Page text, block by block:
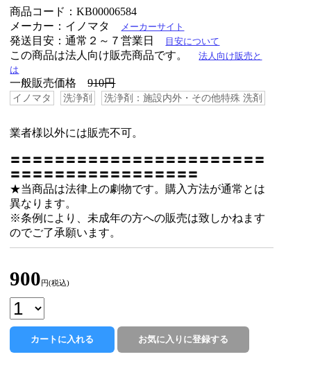
商品コード：KB00006584
メーカー：イノマタ
メーカーサイト
発送目安：通常２～７営業日 目安について
この商品は法人向け販売商品です。法人向け販売と
は
一般販売価格910円
イノマタ 洗浄剤 洗浄剤：施設内外・その他特殊 洗剤
業者様以外には販売不可。
〓〓〓〓〓〓〓〓〓〓〓〓〓〓〓〓〓〓〓〓〓〓〓
〓〓〓〓〓〓〓〓〓〓〓〓〓〓〓〓〓
★当商品は法律上の劇物です。購入方法が通常とは
異なります。
※条例により、未成年の方への販売は致しかねます
のでご了承願います。
900 円(税込)